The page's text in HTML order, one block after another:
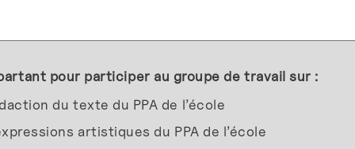
pour participer au groupe de travail sur :
du texte du PPA de l’école
artistiques du PPA de l’école